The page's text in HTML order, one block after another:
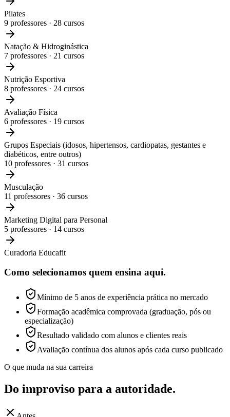
Pilates
9 professores · 28 cursos
Natação & Hidroginástica
7 professores · 21 cursos
Nutrição Esportiva
8 professores · 24 cursos
Avaliação Física
6 professores · 19 cursos
Grupos Especiais (idosos, hipertensos, cardiopatas, gestantes e
diabéticos, entre outros)
10 professores · 31 cursos
Musculação
11 professores · 36 cursos
Marketing Digital para Personal
5 professores · 14 cursos
Curadoria Educafit
Como selecionamos quem ensina aqui.
Mínimo de 5 anos de experiência prática no mercado
Formação acadêmica comprovada (graduação, pós ou
especialização)
Resultado validado com alunos e clientes reais
Avaliação contínua dos alunos após cada curso publicado
O que muda na sua carreira
Do improviso para a autoridade.